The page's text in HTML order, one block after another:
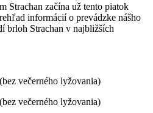
Strachan začína už tento piatok
informácií o prevádzke nášho
brloh Strachan v najbližších
večerného lyžovania)
večerného lyžovania)